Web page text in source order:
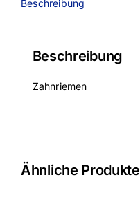
Beschreibung
Beschreibung
Zahnriemen
Ähnliche Produkte